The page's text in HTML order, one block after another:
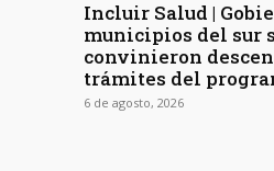
Incluir Salud |
municipios del sur
convinieron
trámites del
6 de agosto, 2026